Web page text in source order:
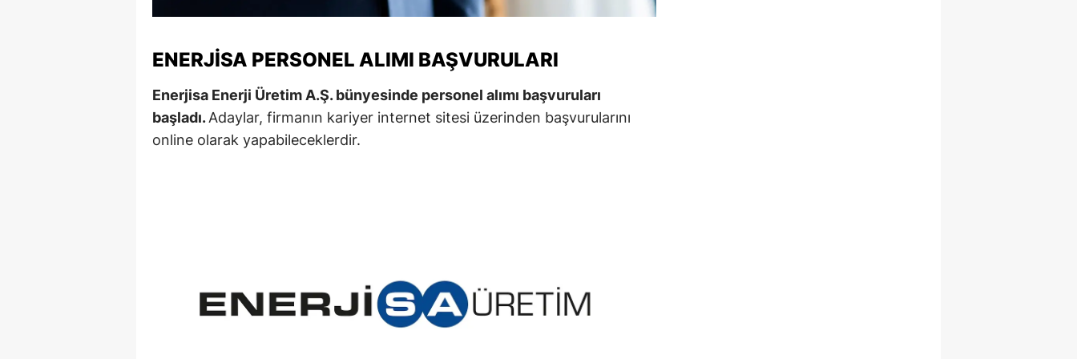
Karabük
Kilis
Osmaniye
ENERJISA PERSONEL ALIMI BAŞVURULARI
Enerjisa Enerji Üretim A.Ş. bünyesinde personel alımı başvuruları
başladı.Adaylar, firmanın kariyer internet sitesi üzerinden başvurularını
online olarak yapabileceklerdir.